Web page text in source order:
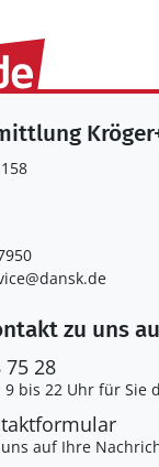
zu uns
75 28
9 bis 22 Uhr für Sie
auf Ihre